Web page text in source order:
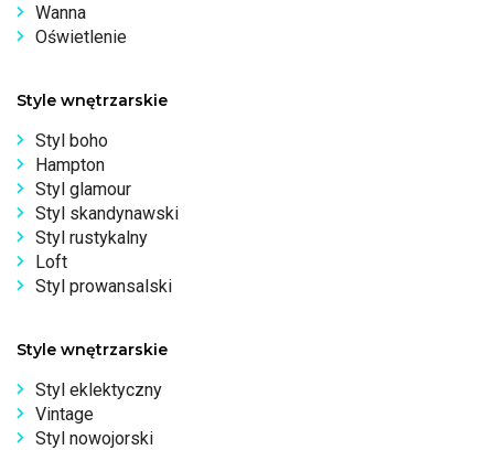
Wanna
Oświetlenie
Style wnętrzarskie
Styl boho
Hampton
Styl glamour
Styl skandynawski
Styl rustykalny
Loft
Styl prowansalski
Style wnętrzarskie
Styl eklektyczny
Vintage
Styl nowojorski